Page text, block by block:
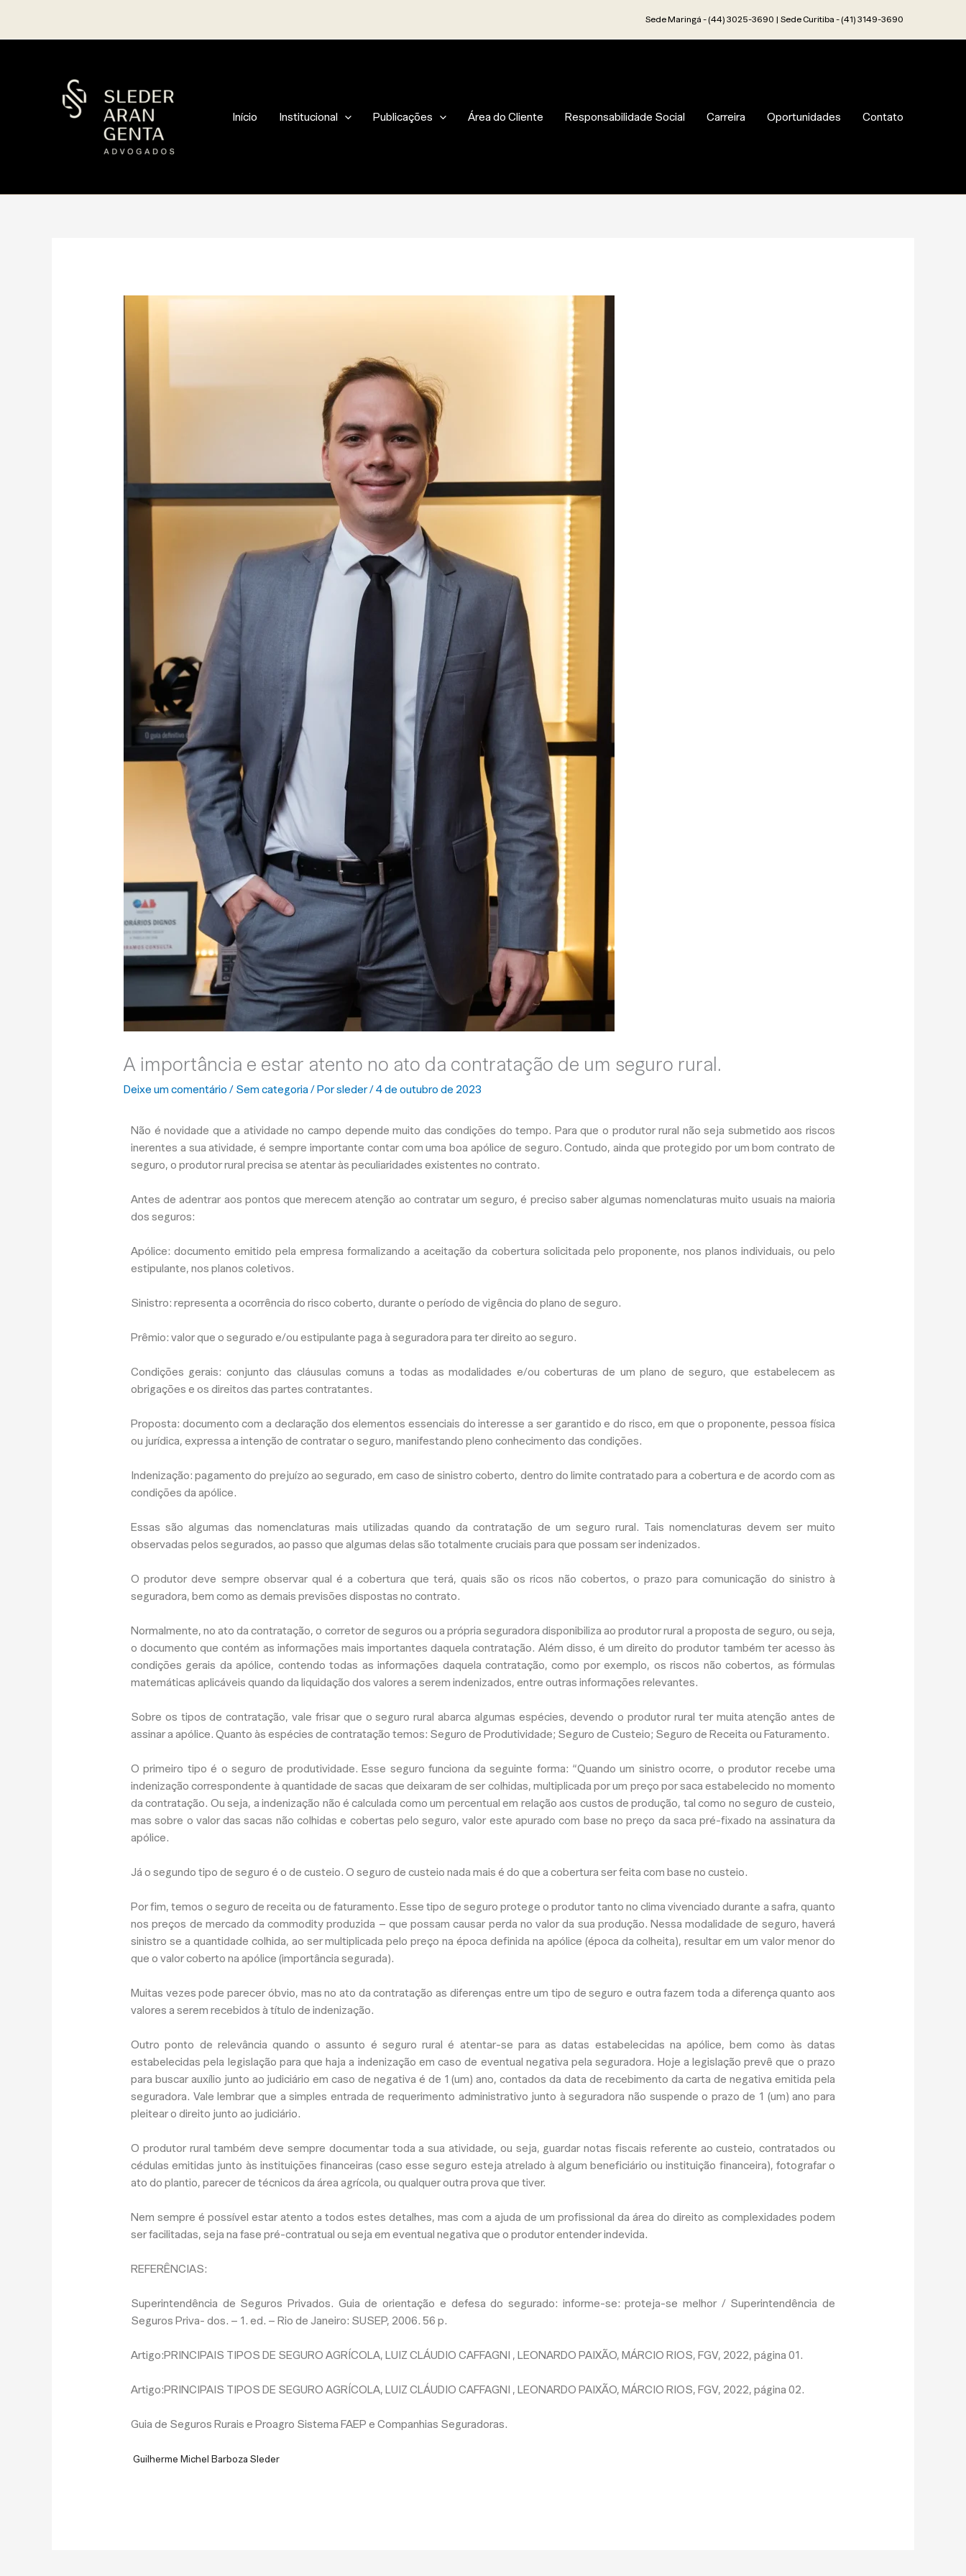
o
Sede Maringá - (44) 3025-3690 | Sede Curitiba - (41) 3149-3690
Início Institucional Publicações Área do Cliente Responsabilidade Social Carreira Oportunidades Contato
A importância e estar atento no ato da contratação de um seguro rural.
Deixe um comentário / Sem categoria / Porsleder/4 de outubro de 2023
Não é novidade que a atividade no campo depende muito das condições do tempo. Para que o produtor rural não seja submetido aos riscos
inerentes a sua atividade, é sempre importante contar com uma boa apólice de seguro. Contudo, ainda que protegido por um bom contrato de
seguro, o produtor rural precisa se atentar às peculiaridades existentes no contrato.
Antes de adentrar aos pontos que merecem atenção ao contratar um seguro, é preciso saber algumas nomenclaturas muito usuais na maioria
dos seguros:
Apólice: documento emitido pela empresa formalizando a aceitação da cobertura solicitada pelo proponente, nos planos individuais, ou pelo
estipulante, nos planos coletivos.
Sinistro: representa a ocorrência do risco coberto, durante o período de vigência do plano de seguro.
Prêmio: valor que o segurado e/ou estipulante paga à seguradora para ter direito ao seguro.
Condições gerais: conjunto das cláusulas comuns a todas as modalidades e/ou coberturas de um plano de seguro, que estabelecem as
obrigações e os direitos das partes contratantes.
Proposta: documento com a declaração dos elementos essenciais do interesse a ser garantido e do risco, em que o proponente, pessoa física
ou jurídica, expressa a intenção de contratar o seguro, manifestando pleno conhecimento das condições.
Indenização: pagamento do prejuízo ao segurado, em caso de sinistro coberto, dentro do limite contratado para a cobertura e de acordo com as
condições da apólice.
Essas são algumas das nomenclaturas mais utilizadas quando da contratação de um seguro rural. Tais nomenclaturas devem ser muito
observadas pelos segurados, ao passo que algumas delas são totalmente cruciais para que possam ser indenizados.
O produtor deve sempre observar qual é a cobertura que terá, quais são os ricos não cobertos, o prazo para comunicação do sinistro à
seguradora, bem como as demais previsões dispostas no contrato.
Normalmente, no ato da contratação, o corretor de seguros ou a própria seguradora disponibiliza ao produtor rural a proposta de seguro, ou seja,
o documento que contém as informações mais importantes daquela contratação. Além disso, é um direito do produtor também ter acesso às
condições gerais da apólice, contendo todas as informações daquela contratação, como por exemplo, os riscos não cobertos, as fórmulas
matemáticas aplicáveis quando da liquidação dos valores a serem indenizados, entre outras informações relevantes.
Sobre os tipos de contratação, vale frisar que o seguro rural abarca algumas espécies, devendo o produtor rural ter muita atenção antes de
assinar a apólice. Quanto às espécies de contratação temos: Seguro de Produtividade; Seguro de Custeio; Seguro de Receita ou Faturamento.
O primeiro tipo é o seguro de produtividade. Esse seguro funciona da seguinte forma: “Quando um sinistro ocorre, o produtor recebe uma
indenização correspondente à quantidade de sacas que deixaram de ser colhidas, multiplicada por um preço por saca estabelecido no momento
da contratação. Ou seja, a indenização não é calculada como um percentual em relação aos custos de produção, tal como no seguro de custeio,
mas sobre o valor das sacas não colhidas e cobertas pelo seguro, valor este apurado com base no preço da saca pré-fixado na assinatura da
apólice.
Já o segundo tipo de seguro é o de custeio. O seguro de custeio nada mais é do que a cobertura ser feita com base no custeio.
Por fim, temos o seguro de receita ou de faturamento. Esse tipo de seguro protege o produtortanto no clima vivenciado durante a safra, quanto
nos preços de mercado da commodity produzida – que possam causar perda no valor da sua produção. Nessa modalidade de seguro, haverá
sinistro se a quantidade colhida, ao ser multiplicada pelo preço na época definida na apólice (época da colheita), resultar em um valor menor do
que o valor coberto na apólice (importância segurada).
Muitas vezes pode parecer óbvio, mas no ato da contratação as diferenças entre um tipo de seguro e outra fazem toda a diferença quanto aos
valores a serem recebidos à título de indenização.
Outro ponto de relevância quando o assunto é seguro rural é atentar-se para as datas estabelecidas na apólice, bem como às datas
estabelecidas pela legislação para que haja a indenização em caso de eventual negativa pela seguradora. Hoje a legislação prevê que o prazo
para buscar auxílio junto ao judiciário em caso de negativa é de 1 (um) ano, contados da data de recebimento da carta de negativa emitida pela
seguradora. Vale lembrar que a simples entrada de requerimento administrativo junto à seguradora não suspende o prazo de 1 (um) ano para
pleitear o direito junto ao judiciário.
O produtor rural também deve sempre documentar toda a sua atividade, ou seja, guardar notas fiscais referente ao custeio, contratados ou
cédulas emitidas junto às instituições financeiras (caso esse seguro esteja atrelado à algum beneficiário ou instituição financeira), fotografar o
ato do plantio, parecer de técnicos da área agrícola, ou qualquer outra prova que tiver.
Nem sempre é possível estar atento a todos estes detalhes, mas com a ajuda de um profissional da área do direito as complexidades podem
ser facilitadas, seja na fase pré-contratual ou seja em eventual negativa que o produtor entender indevida.
REFERÊNCIAS:
Superintendência de Seguros Privados. Guia de orientação e defesa do segurado: informe-se: proteja-se melhor / Superintendência de
Seguros Priva- dos. – 1. ed. – Rio de Janeiro: SUSEP, 2006. 56 p.
Artigo:PRINCIPAIS TIPOS DE SEGURO AGRÍCOLA, LUIZ CLÁUDIO CAFFAGNI , LEONARDO PAIXÃO, MÁRCIO RIOS, FGV, 2022, página 01.
Artigo:PRINCIPAIS TIPOS DE SEGURO AGRÍCOLA, LUIZ CLÁUDIO CAFFAGNI , LEONARDO PAIXÃO, MÁRCIO RIOS, FGV, 2022, página 02.
Guia de Seguros Rurais e Proagro Sistema FAEP e Companhias Seguradoras.
Guilherme Michel Barboza Sleder